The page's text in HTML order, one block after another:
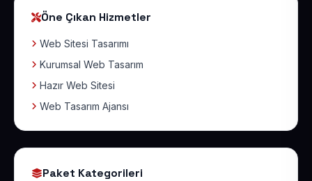
Öne Çıkan Hizmetler
Web Sitesi Tasarımı
Kurumsal Web Tasarım
Hazır Web Sitesi
Web Tasarım Ajansı
Paket Kategorileri